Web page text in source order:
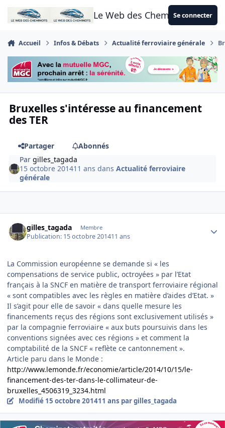
Aller au contenu
Le Web des CheminotsSe connecter
Accueil Infos & Débats Actualité ferroviaire générale
Bruxelles s'intéresse au financement
des TER
Partager
Abonnés
Pargilles_tagada
15 octobre 201411 ans dansActualité ferroviaire
générale
gilles_tagada Membre
Publication: 15 octobre 201411 ans
La Commission européenne se demande si « les
compensations de service public, octroyées » par l’Etat
français à la SNCF en matière de transport ferroviaire régional
« sont compatibles avec les règles en matière d’aides d’Etat. »
Il s’agit pour elle de savoir « dans quelle mesure les
financements reçus des régions sont exclusivement utilisés »
par la compagnie ferroviaire « aux buts poursuivis dans les
conventions signées avec ces régions » et comment la
comptabilité de la SNCF « reflète ce cantonnement ».
Article paru dans le Monde :
http://www.lemonde.fr/economie/article/2014/10/15/le-
financement-des-ter-dans-le-collimateur-de-
bruxelles_4506319_3234.html
Modifié 15 octobre 201411 ans par gilles_tagada